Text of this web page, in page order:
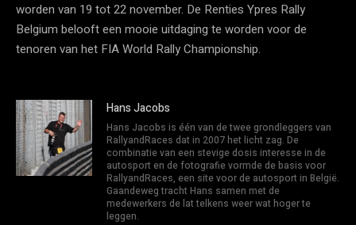
worden van 19 tot 22 november. De Renties Ypres Rally
Belgium belooft een mooie uitdaging te worden voor de
tenoren van het FIA World Rally Championship.
Hans Jacobs
Hans Jacobs is één van de twee grondleggers van
RallyandRaces dat in 2007 het licht zag. De
combinatie van een stevige dosis interesse in de
autosport en de fotografie vormde de basis voor
RallyandRaces, een site voor de autosport in België.
Gaandeweg tracht Hans samen met de
medewerkers de lat telkens weer wat hoger te
leggen.